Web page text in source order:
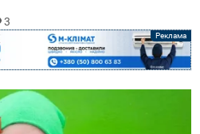
3